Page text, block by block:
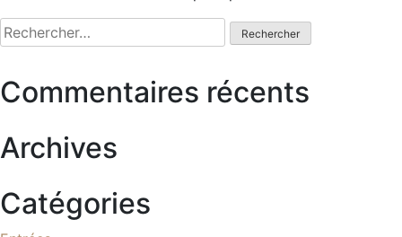
Rechercher :
Commentaires récents
Archives
Catégories